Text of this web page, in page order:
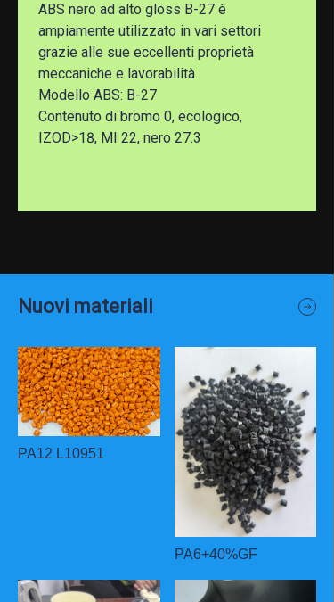
ABS nero ad alto gloss B-27 è
ampiamente utilizzato in vari settori
grazie alle sue eccellenti proprietà
meccaniche e lavorabilità.
Modello ABS: B-27
Contenuto di bromo 0, ecologico,
IZOD>18, MI 22, nero 27.3
Nuovi materiali
PA12 L10951
PA6+40%GF